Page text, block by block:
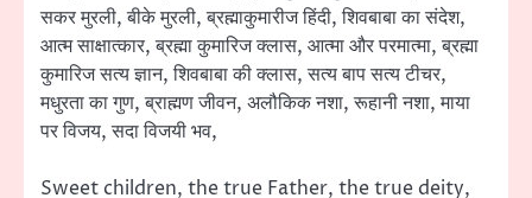
सकर मुरली, बीके मुरली, ब्रह्माकुमारीज हिंदी, शिवबाबा का संदेश,
आत्म साक्षात्कार, ब्रह्मा कुमारिज क्लास, आत्मा और परमात्मा, ब्रह्मा
कुमारिज सत्य ज्ञान, शिवबाबा की क्लास, सत्य बाप सत्य टीचर,
मधुरता का गुण, ब्राह्मण जीवन, अलौकिक नशा, रूहानी नशा, माया
पर विजय, सदा विजयी भव,
Sweet children, the true Father, the true deity,